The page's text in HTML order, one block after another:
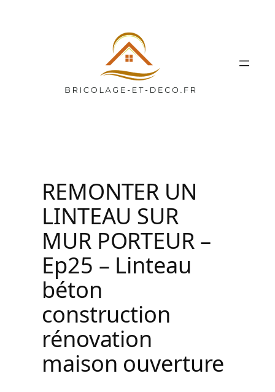
REMONTER UN
LINTEAU SUR
MUR PORTEUR –
Ep25 – Linteau
béton
construction
rénovation
maison ouverture